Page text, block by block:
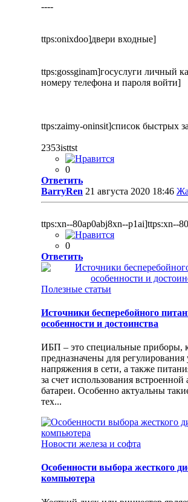
----
ttps:onixdoo]двери входные]
ttps:gossginam]госуслуги личный
номеру телефона и пароля войти]
ttps:zaimy-oninsit]список быстрых
2353isttst
0
Ответить
BarryRen 21 августа 2020 18:46
ttps:xn--80ap0abj8xn--p1ai]ttps:xn--
0
Ответить
Полезные статьи
Источники бесперебойного
особенности и достоинства
ИБП – это специальные приборы,
предназначены для регулирования
напряжения в сети, а также
за счет использования
батареи. Особенно актуальны
тех...
Новости железа и софта
Особенности выбора жесткого
компьютера